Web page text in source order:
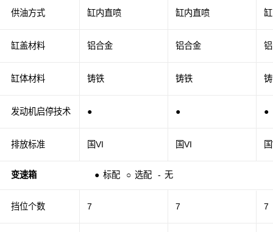
供油方式
缸盖材料
缸体材料
发动机启停技术
排放标准
变速箱 ● 标配 ○ 选配 - 无
挡位个数
缸内直喷 缸内直喷
铝合金 铝合金
铸铁 铸铁
● ● ●
国VI 国VI
7 7 7